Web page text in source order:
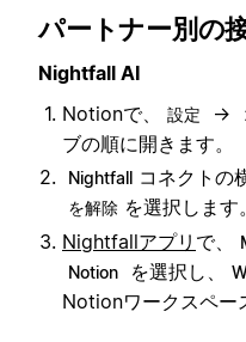
パートナー別の
Nightfall AI
Notionで、
設定 →
ブの順に開きます。
Nightfall コネクトの
を解除 を選択します。
Nightfallアプリ で、
Notion を選択し、
Notionワークスペー